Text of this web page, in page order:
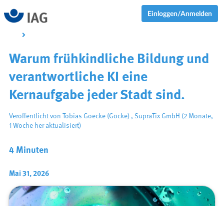
Einloggen/Anmelden
4 Minuten
Mai 31, 2026
Warum frühkindliche Bildung und
verantwortliche KI eine
Kernaufgabe jeder Stadt sind.
Veröffentlicht von Tobias Goecke (Göcke), SupraTix GmbH (2 Monate,
1 Woche her aktualisiert)